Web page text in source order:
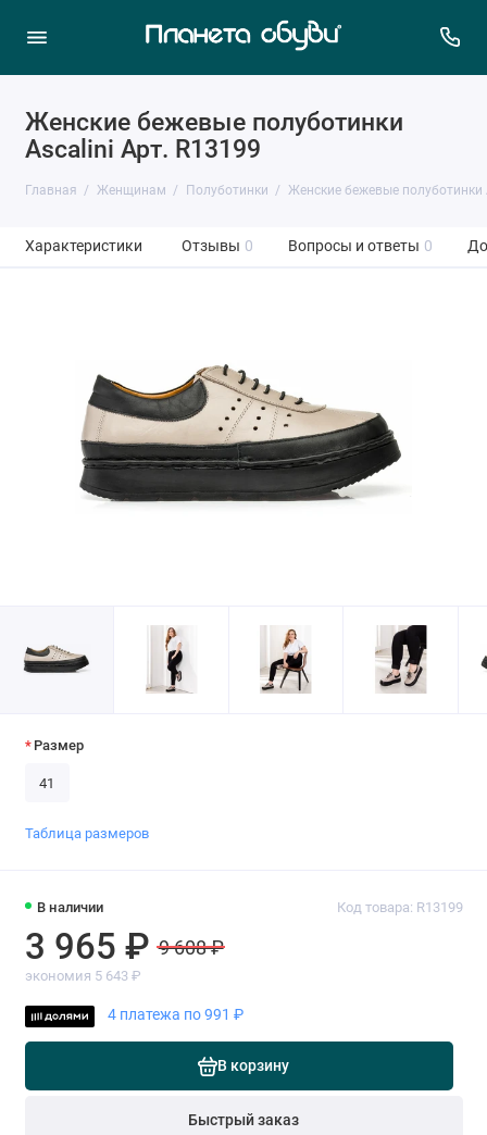
Женские бежевые полуботинки
Ascalini Арт. R13199
Главная Женщинам Полуботинки Женские бежевые полуботинки
Характеристики Отзывы 0 Вопросы и ответы 0
В наличии Код товара: R13199
3 965 ₽ 9 608 ₽
экономия 5 643 ₽
4 платежа по 991 ₽
В корзину
Быстрый заказ
Размер
41
Таблица размеров